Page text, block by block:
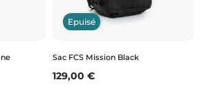
Epuisé
Sac FCS Mission Black
Prix
129,00 €